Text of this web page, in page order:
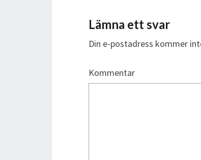
Lämna ett svar
Din e-postadress kommer
Kommentar